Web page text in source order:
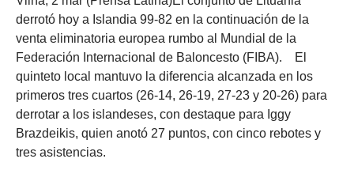
derrotó hoy a Islandia 99-82 en la continuación de la
venta eliminatoria europea rumbo al Mundial de la
Federación Internacional de Baloncesto (FIBA). El
quinteto local mantuvo la diferencia alcanzada en los
primeros tres cuartos (26-14, 26-19, 27-23 y 20-26) para
derrotar a los islandeses, con destaque para Iggy
Brazdeikis, quien anotó 27 puntos, con cinco rebotes y
tres asistencias.